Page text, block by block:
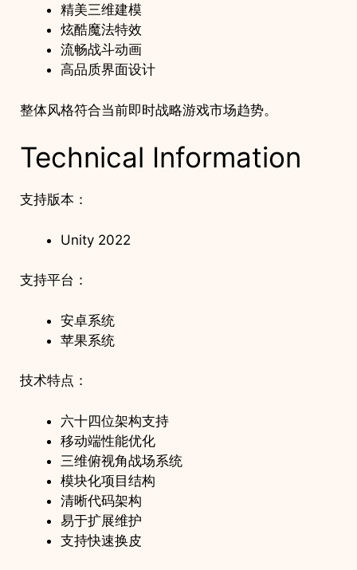
精美三维建模
炫酷魔法特效
流畅战斗动画
高品质界面设计
整体风格符合当前即时战略游戏市场趋势。
Technical Information
支持版本：
Unity 2022
支持平台：
安卓系统
苹果系统
技术特点：
六十四位架构支持
移动端性能优化
三维俯视角战场系统
模块化项目结构
清晰代码架构
易于扩展维护
支持快速换皮